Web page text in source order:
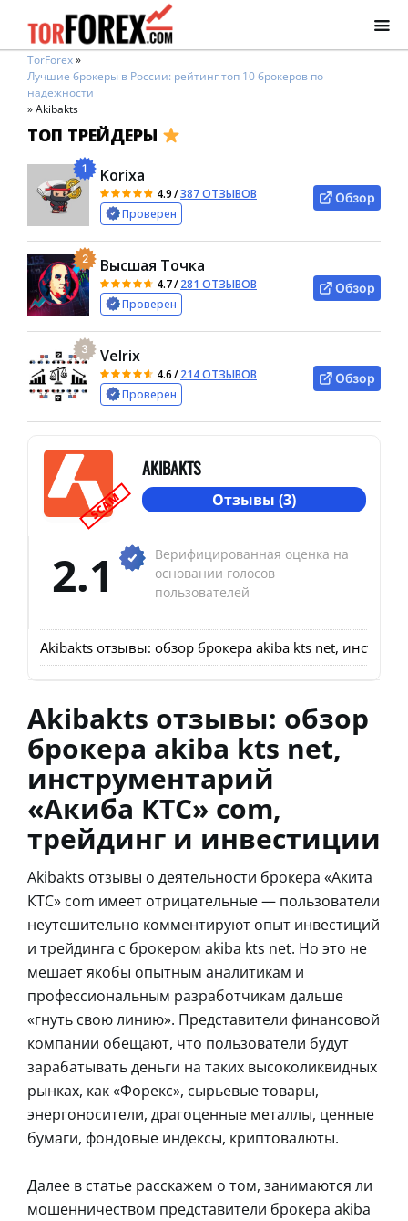
TorForex»
Лучшие брокеры в России: рейтинг топ 10 брокеров по
надежности
»Akibakts
ТОП ТРЕЙДЕРЫ
1 Korixa
4.9/387 ОТЗЫВОВ
Проверен
Обзор
2 Высшая Точка
4.7/281 ОТЗЫВОВ
Проверен
Обзор
3 Velrix
4.6/214 ОТЗЫВОВ
Проверен
Обзор
SCAM
AKIBAKTS
Отзывы (3)
2.1
Верифицированная оценка на
основании голосов
пользователей
Akibakts отзывы: обзор брокера akiba kts net,
Akibakts отзывы: обзор
брокера akiba kts net,
инструментарий
«Акиба КТС» com,
трейдинг и инвестиции
Akibakts отзывы о деятельности брокера «Акита
КТС» com имеет отрицательные — пользователи
неутешительно комментируют опыт инвестиций
и трейдинга с брокером akiba kts net. Но это не
мешает якобы опытным аналитикам и
профессиональным разработчикам дальше
«гнуть свою линию». Представители финансовой
компании обещают, что пользователи будут
зарабатывать деньги на таких высоколиквидных
рынках, как «Форекс», сырьевые товары,
энергоносители, драгоценные металлы, ценные
бумаги, фондовые индексы, криптовалюты.
Далее в статье расскажем о том, занимаются ли
мошенничеством представители брокера akiba